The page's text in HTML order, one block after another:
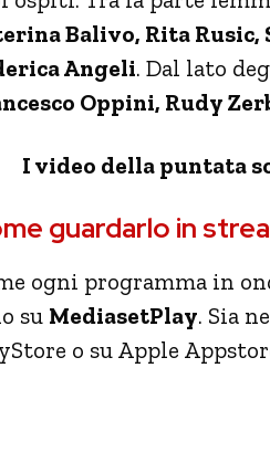
Balivo, Rita Rusic,
Angeli. Dal lato
Oppini, Rudy
I video della puntata
guardarlo in
ogni programma in
su MediasetPlay. Sia
o su Apple